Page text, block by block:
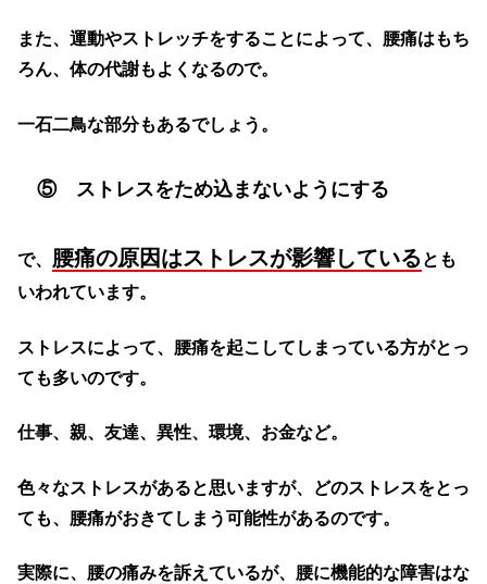
また、運動やストレッチをすることによって、腰痛はもち
ろん、体の代謝もよくなるので。
一石二鳥な部分もあるでしょう。
⑤ ストレスをため込まないようにする
で、 腰痛の原因はストレスが影響しているとも
いわれています。
ストレスによって、腰痛を起こしてしまっている方がとっ
ても多いのです。
仕事、親、友達、異性、環境、お金など。
色々なストレスがあると思いますが、どのストレスをとっ
ても、腰痛がおきてしまう可能性があるのです。
実際に、腰の痛みを訴えているが、腰に機能的な障害はな